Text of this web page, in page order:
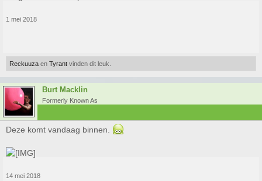
1 mei 2018
Reckuuza en Tyrant vinden dit leuk.
Burt Macklin
Formerly Known As
Deze komt vandaag binnen.
14 mei 2018